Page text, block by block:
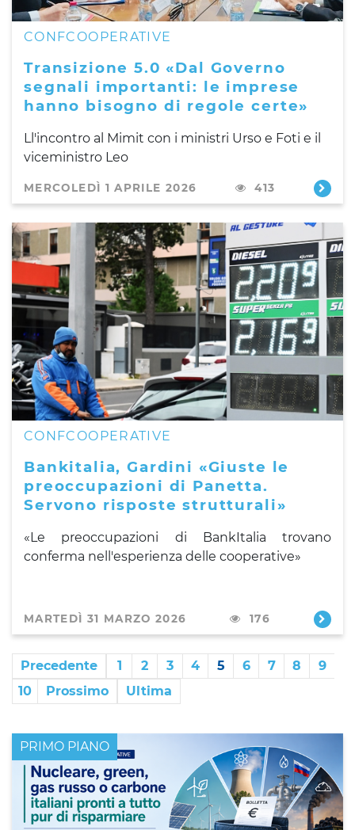
CONFCOOPERATIVE
Transizione 5.0 «Dal Governo
segnali importanti: le imprese
hanno bisogno di regole certe»
Ll'incontro al Mimit con i ministri Urso e Foti e il
viceministro Leo
MERCOLEDÌ 1 APRILE 2026 413
CONFCOOPERATIVE
Bankitalia, Gardini «Giuste le
preoccupazioni di Panetta.
Servono risposte strutturali»
«Le preoccupazioni di BankItalia trovano
conferma nell'esperienza delle cooperative»
MARTEDÌ 31 MARZO 2026 176
Precedente 1 2 3 4 5 6 7 8
9
10
Prossimo Ultima
PRIMO PIANO